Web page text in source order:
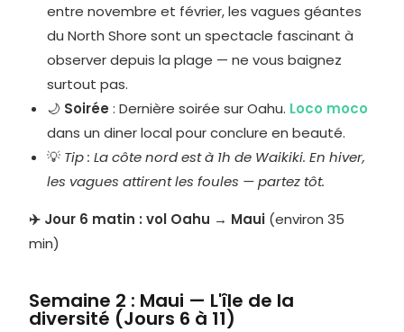
entre novembre et février, les vagues géantes
du North Shore sont un spectacle fascinant à
observer depuis la plage — ne vous baignez
surtout pas.
🌙 Soirée : Dernière soirée sur Oahu. Loco moco
dans un diner local pour conclure en beauté.
💡 Tip : La côte nord est à 1h de Waikiki. En hiver,
les vagues attirent les foules — partez tôt.
✈️ Jour 6 matin : vol Oahu → Maui (environ 35
min)
Semaine 2 : Maui — L'île de la
diversité (Jours 6 à 11)